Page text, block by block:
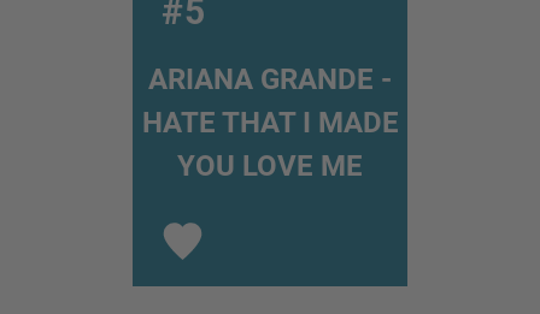
#5
ARIANA GRANDE -
HATE THAT I MADE
YOU LOVE ME